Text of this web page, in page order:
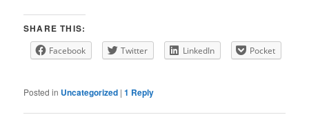
SHARE THIS:
Facebook Twitter LinkedIn Pocket
Posted in Uncategorized |1 Reply